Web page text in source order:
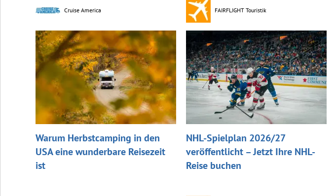
Cruise America
Warum Herbstcamping in den
USA eine wunderbare Reisezeit
ist
FAIRFLIGHT Touristik
NHL-Spielplan 2026/27
veröffentlicht – Jetzt Ihre NHL-
Reise buchen